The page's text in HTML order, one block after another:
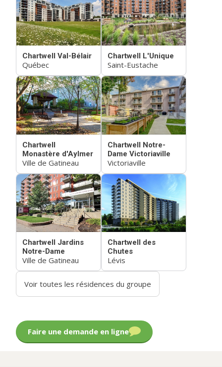
Chartwell Val-Bélair
Québec
Chartwell L'Unique
Saint-Eustache
Chartwell
Monastère d'Aylmer
Ville de Gatineau
Chartwell Notre-
Dame Victoriaville
Victoriaville
Chartwell Jardins
Notre-Dame
Ville de Gatineau
Chartwell des
Chutes
Lévis
Voir toutes les résidences du groupe
Faire une demande en ligne